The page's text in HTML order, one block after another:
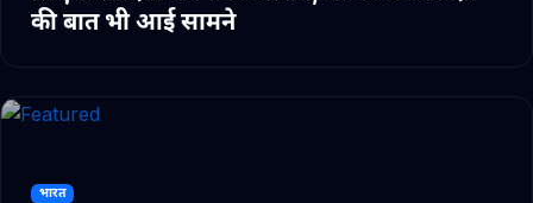
की बात भी आई सामने
भारत